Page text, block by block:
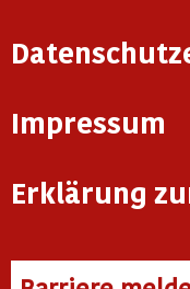
Impressum
Erklärung